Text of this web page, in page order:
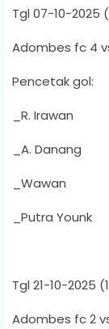
Tgl 07-10-2025
Adombes fc 4
Pencetak gol:
_R. Irawan
_A. Danang
_Wawan
_Putra Younk
Tgl 21-10-2025
Adombes fc 2